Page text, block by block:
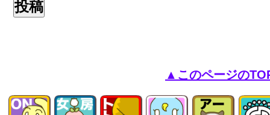
▲このページの